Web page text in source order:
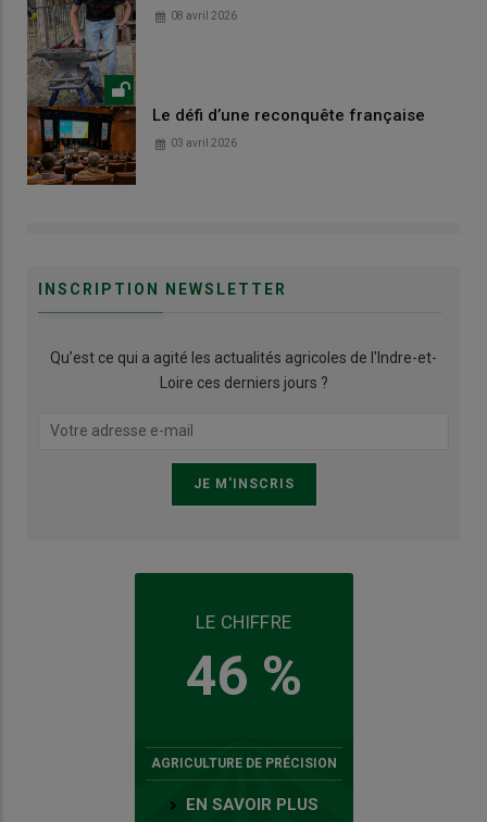
08 avril 2026
Le défi d’une reconquête française
03 avril 2026
INSCRIPTION NEWSLETTER
Qu’est ce qui a agité les actualités agricoles de l'Indre-et-
Loire ces derniers jours ?
LE CHIFFRE
46 %
AGRICULTURE DE PRÉCISION
EN SAVOIR PLUS